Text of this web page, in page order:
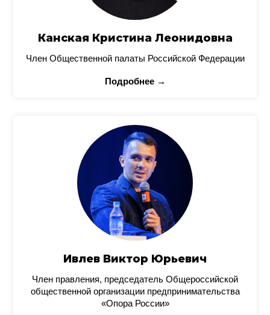
Канская Кристина Леонидовна
Член Общественной палаты Российской Федерации
Подробнее →
Ивлев Виктор Юрьевич
Член правления, председатель Общероссийской
общественной организации предпринимательства
«Опора России»